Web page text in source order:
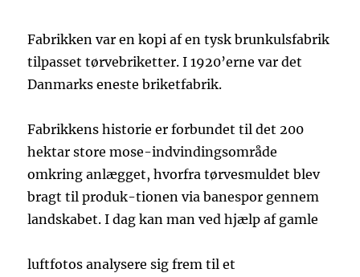
Fabrikken var en kopi af en tysk brunkulsfabrik
tilpasset tørvebriketter. I 1920’erne var det
Danmarks eneste briketfabrik.
Fabrikkens historie er forbundet til det 200
hektar store mose-indvindingsområde
omkring anlægget, hvorfra tørvesmuldet blev
bragt til produk-tionen via banespor gennem
landskabet. I dag kan man ved hjælp af gamle
luftfotos analysere sig frem til et